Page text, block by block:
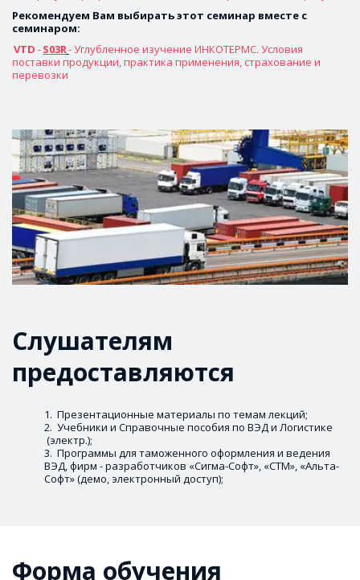
Рекомендуем Вам выбирать этот семинар вместе с
семинаром:
VTD - S03R- Углубленное изучение ИНКОТЕРМС. Условия
поставки продукции, практика применения, страхование и
перевозки
Слушателям
предоставляются
Презентационные материалы по темам лекций;
Учебники и Справочные пособия по ВЭД и Логистике
(электр.);
Программы для таможенного оформления и ведения
ВЭД, фирм - разработчиков «Сигма-Софт», «СТМ», «Альта-
Софт» (демо, электронный доступ);
Форма обучения